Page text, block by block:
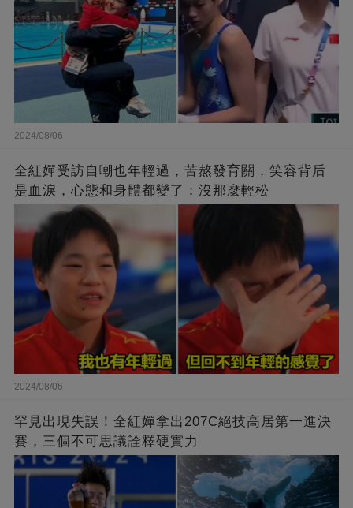
2024/08/06
全紅嬋受訪自嘲也年輕過，苦熬發育關，笑容背后
是血淚，心態和身體都變了：沒那麼輕松
2024/08/06
罕見出現失誤！全紅嬋拿出207C絕技高居第一進決
賽，三個不可思議詮釋硬實力